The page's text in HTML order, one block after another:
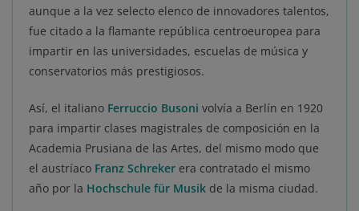
aunque a la vez selecto elenco de innovadores talentos,
fue citado a la flamante república centroeuropea para
impartir en las universidades, escuelas de música y
conservatorios más prestigiosos.
Así, el italiano Ferruccio Busoni volvía a Berlín en 1920
para impartir clases magistrales de composición en la
Academia Prusiana de las Artes, del mismo modo que
el austríaco Franz Schreker era contratado el mismo
año por la Hochschule für Musik de la misma ciudad.